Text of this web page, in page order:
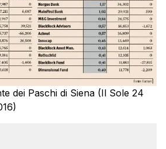
dei Paschi di Siena (Il Sole 24